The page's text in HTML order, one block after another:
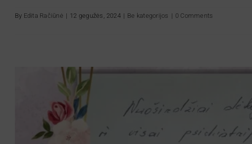
By Edita Račiūnė | 12 gegužės, 2024 | Be kategorijos | 0 Comments